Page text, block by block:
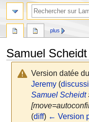
Samuel Scheidt
Version datée
Jeremy (
Samuel Scheidt
(diff) ← Version
plus
rechercher